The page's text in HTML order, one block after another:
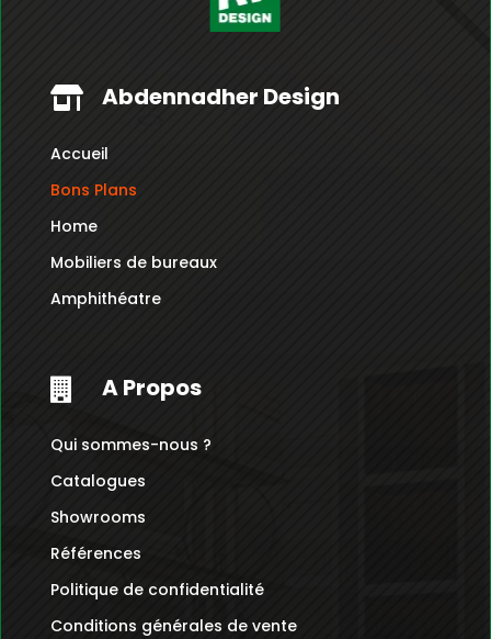
 Abdennadher Design
Accueil
Bons Plans
Home
Mobiliers de bureaux
Amphithéatre
 A Propos
Qui sommes-nous ?
Catalogues
Showrooms
Références
Politique de confidentialité
Conditions générales de vente